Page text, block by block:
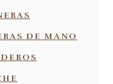
DE MANO